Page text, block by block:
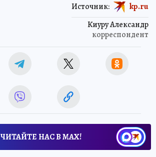
Киуру Александр
корреспондент
Источник: kp.ru
ЧИТАЙТЕ НАС В МАХ!